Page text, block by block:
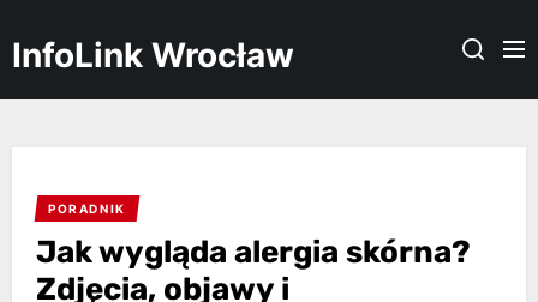
to
the
content
InfoLink Wrocław
PORADNIK
Jak wygląda alergia skórna?
Zdjęcia, objawy i